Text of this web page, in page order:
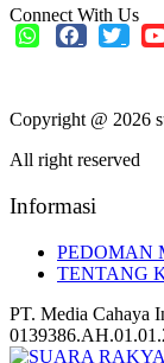
Connect With Us
Copyright @ 2026
All right reserved
Informasi
PEDOMAN
TENTANG
PT. Media